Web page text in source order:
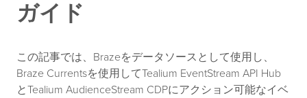
ガイド
この記事では、Brazeをデータソースとして使用し、
Braze Currentsを使用してTealium EventStream API Hub
とTealium AudienceStream CDPにアクション可能なイベ